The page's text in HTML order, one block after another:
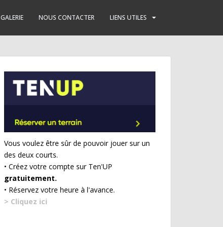
GALERIE NOUS CONTACTER LIENS UTILES
Vous voulez être sûr de pouvoir jouer sur un
des deux courts.
• Créez votre compte sur Ten'UP
gratuitement.
• Réservez votre heure à l'avance.
> Cliquez ici